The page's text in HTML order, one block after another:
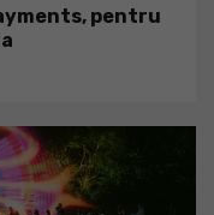
pentru